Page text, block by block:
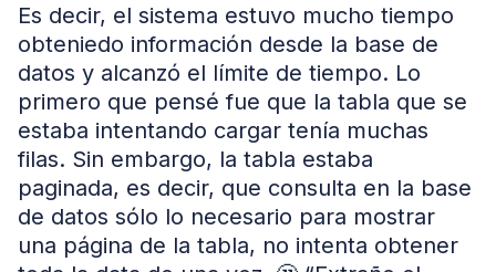
Es decir, el sistema estuvo mucho tiempo
obteniedo información desde la base de
datos y alcanzó el límite de tiempo. Lo
primero que pensé fue que la tabla que se
estaba intentando cargar tenía muchas
filas. Sin embargo, la tabla estaba
paginada, es decir, que consulta en la base
de datos sólo lo necesario para mostrar
una página de la tabla, no intenta obtener